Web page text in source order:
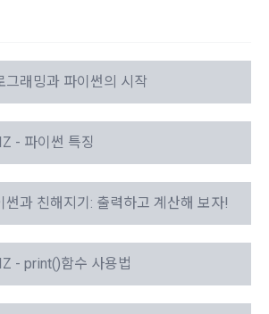
본법, 전기통신사업법, 정보통신망이용촉
자상거래 등에서의 소비자보호에 관한 법률,
법령에 따른다.
개별 계약을 체결하여 서비스를 이용하는
성립)
(회원가입 신청) 작성 후에 "회사"가 웹 상
통지함으로써 이용계약이 성립된다.
‘데이콘 인재풀 등록’ 서비스를 이용하고자
개인정보취급방침을 읽고 이에 대하여 "동
상 단말기 모델 정보가 수집될 수 있으나,
수 없는 형태입니다.
집하는 항목
업의 요금 산정을 위한 수집 항목
연봉정보
그래밍과 파이썬의 시작
- 파이썬 특징
썬과 친해지기: 출력하고 계산해 보자!
- print()함수 사용법